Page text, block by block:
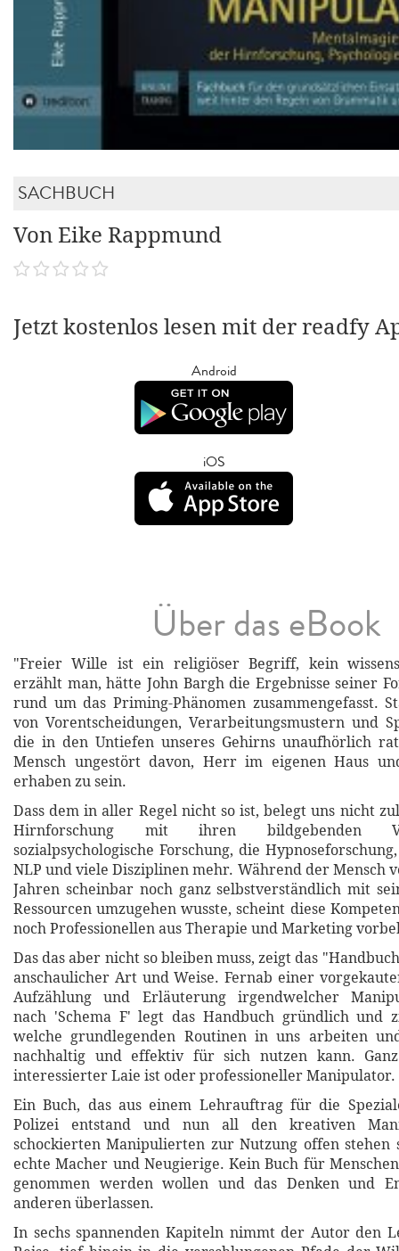
SACHBUCH
Von Eike Rappmund
Jetzt kostenlos lesen mit der readfy
Android
iOS
Über das eBook
"Freier Wille ist ein religiöser Begriff, kein
erzählt man, hätte John Bargh die Ergebnisse seiner
rund um das Priming-Phänomen zusammengefasst.
von Vorentscheidungen, Verarbeitungsmustern und
die in den Untiefen unseres Gehirns unaufhörlich
Mensch ungestört davon, Herr im eigenen Haus
erhaben zu sein.
Dass dem in aller Regel nicht so ist, belegt uns nicht
Hirnforschung mit ihren bildgebenden
sozialpsychologische Forschung, die
NLP und viele Disziplinen mehr. Während der Mensch
Jahren scheinbar noch ganz selbstverständlich mit
Ressourcen umzugehen wusste, scheint diese
noch Professionellen aus Therapie und Marketing
Das das aber nicht so bleiben muss, zeigt das
anschaulicher Art und Weise. Fernab einer
Aufzählung und Erläuterung irgendwelcher
nach 'Schema F' legt das Handbuch gründlich und
welche grundlegenden Routinen in uns arbeiten
nachhaltig und effektiv für sich nutzen kann.
interessierter Laie ist oder professioneller Manipulator.
Ein Buch, das aus einem Lehrauftrag für die
Polizei entstand und nun all den kreativen
schockierten Manipulierten zur Nutzung offen stehen
echte Macher und Neugierige. Kein Buch für
genommen werden wollen und das Denken und
anderen überlassen.
In sechs spannenden Kapiteln nimmt der Autor den